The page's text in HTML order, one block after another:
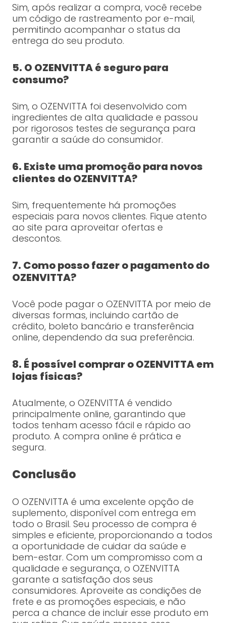
Sim, após realizar a compra, você recebe
um código de rastreamento por e-mail,
permitindo acompanhar o status da
entrega do seu produto.
5. O OZENVITTA é seguro para
consumo?
Sim, o OZENVITTA foi desenvolvido com
ingredientes de alta qualidade e passou
por rigorosos testes de segurança para
garantir a saúde do consumidor.
6. Existe uma promoção para novos
clientes do OZENVITTA?
Sim, frequentemente há promoções
especiais para novos clientes. Fique atento
ao site para aproveitar ofertas e
descontos.
7. Como posso fazer o pagamento do
OZENVITTA?
Você pode pagar o OZENVITTA por meio de
diversas formas, incluindo cartão de
crédito, boleto bancário e transferência
online, dependendo da sua preferência.
8. É possível comprar o OZENVITTA em
lojas físicas?
Atualmente, o OZENVITTA é vendido
principalmente online, garantindo que
todos tenham acesso fácil e rápido ao
produto. A compra online é prática e
segura.
Conclusão
O OZENVITTA é uma excelente opção de
suplemento, disponível com entrega em
todo o Brasil. Seu processo de compra é
simples e eficiente, proporcionando a todos
a oportunidade de cuidar da saúde e
bem-estar. Com um compromisso com a
qualidade e segurança, o OZENVITTA
garante a satisfação dos seus
consumidores. Aproveite as condições de
frete e as promoções especiais, e não
perca a chance de incluir esse produto em